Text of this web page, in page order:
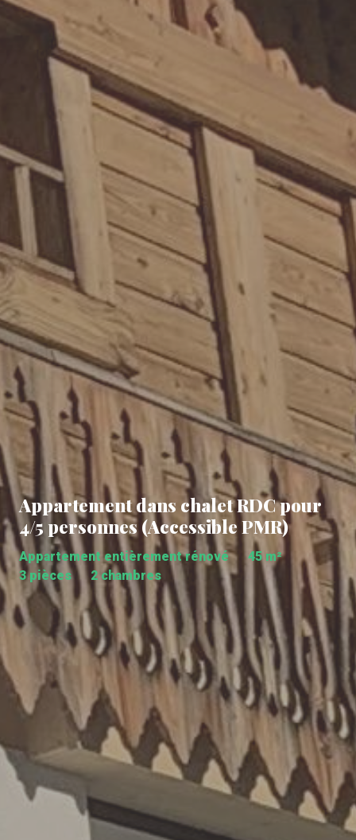
Appartement dans chalet RDC pour
4/5 personnes (Accessible PMR)
Appartement entièrement rénové
45 m²
3 pièces
2 chambres